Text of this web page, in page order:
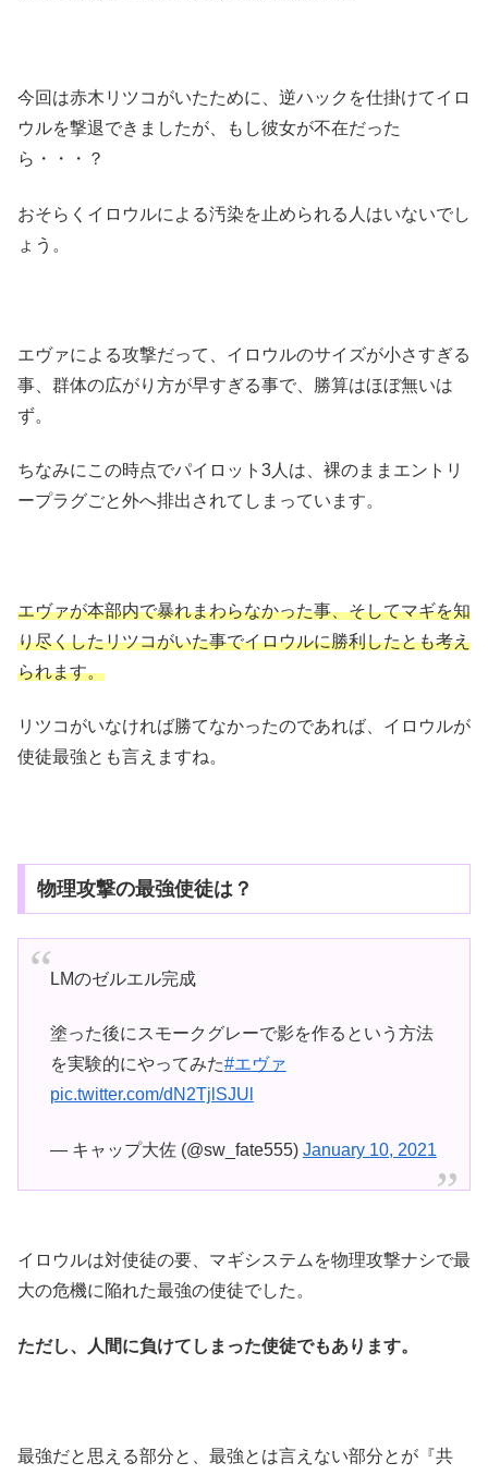
今回は赤木リツコがいたために、逆ハックを仕掛けてイロ
ウルを撃退できましたが、もし彼女が不在だった
ら・・・？
おそらくイロウルによる汚染を止められる人はいないでし
ょう。
エヴァによる攻撃だって、イロウルのサイズが小さすぎる
事、群体の広がり方が早すぎる事で、勝算はほぼ無いは
ず。
ちなみにこの時点でパイロット3人は、裸のままエントリ
ープラグごと外へ排出されてしまっています。
エヴァが本部内で暴れまわらなかった事、そしてマギを知
り尽くしたリツコがいた事でイロウルに勝利したとも考え
られます。
リツコがいなければ勝てなかったのであれば、イロウルが
使徒最強とも言えますね。
物理攻撃の最強使徒は？
LMのゼルエル完成
塗った後にスモークグレーで影を作るという方法
を実験的にやってみた#エヴァ
pic.twitter.com/dN2TjlSJUl
— キャップ大佐 (@sw_fate555) January 10, 2021
イロウルは対使徒の要、マギシステムを物理攻撃ナシで最
大の危機に陥れた最強の使徒でした。
ただし、人間に負けてしまった使徒でもあります。
最強だと思える部分と、最強とは言えない部分とが『共